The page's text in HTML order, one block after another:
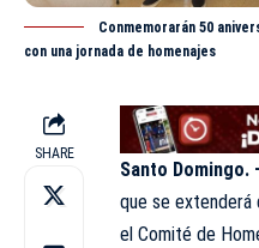
Conmemorarán 50
con una jornada de homenajes
SHARE
Santo Domingo.
que se extenderá
el Comité de